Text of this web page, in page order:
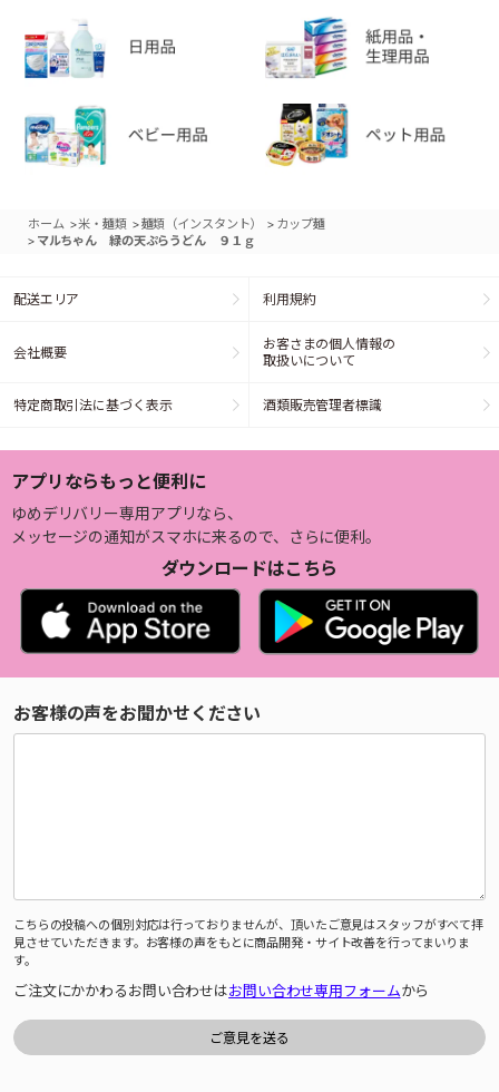
ホーム >米・麺類 >麺類（インスタント） > カップ麺
> マルちゃん 緑の天ぷらうどん ９１ｇ
配送エリア 利用規約
会社概要
お客さまの個人情報の
取扱いについて
特定商取引法に基づく表示 酒類販売管理者標識
アプリならもっと便利に
ゆめデリバリー専用アプリなら、
メッセージの通知がスマホに来るので、さらに便利。
ダウンロードはこちら
お客様の声をお聞かせください
こちらの投稿への個別対応は行っておりませんが、頂いたご意見はスタッフがすべて拝
見させていただきます。お客様の声をもとに商品開発・サイト改善を行ってまいりま
す。
ご注文にかかわるお問い合わせはお問い合わせ専用フォームから